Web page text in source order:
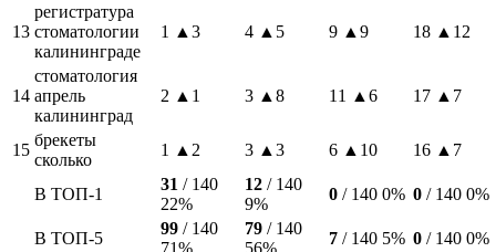
13
регистратура
стоматологии
калининграде
1 ▲3 4 ▲5 9 ▲9 18 ▲12
14
стоматология
апрель
калининград
2 ▲1 3 ▲8 11 ▲6 17 ▲7
15
брекеты
сколько
1 ▲2 3 ▲3 6 ▲10 16 ▲7
В ТОП-1
31 / 140
22%
12 / 140
9%
0 / 140 0% 0 / 140 0%
В ТОП-5
99 / 140
71%
79 / 140
56%
7 / 140 5% 0 / 140 0%